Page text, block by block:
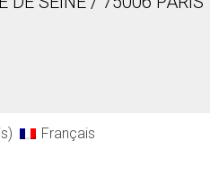
) Français